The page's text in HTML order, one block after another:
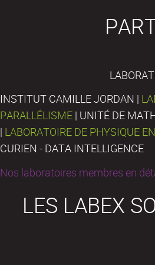
INSTITUT CAMILLE JORDAN |
PARALLÉLISME | UNITÉ DE
| LABORATOIRE DE PHYSIQUE
CURIEN - DATA INTELLIGENCE
Nos laboratoires membres en
LES LABEX